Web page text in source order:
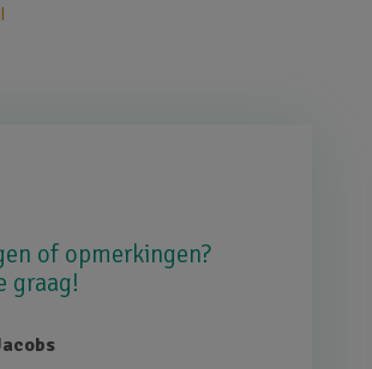
of opmerkingen?
graag!